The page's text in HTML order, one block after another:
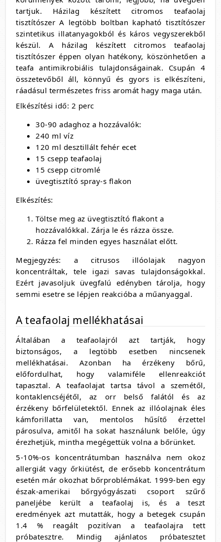
tartjuk. Házilag készített citromos teafaolaj
tisztítószer A legtöbb boltban kapható tisztítószer
szintetikus illatanyagokból és káros vegyszerekből
készül. A házilag készített citromos teafaolaj
tisztítószer éppen olyan hatékony, köszönhetően a
teafa antimikrobiális tulajdonságainak. Csupán 4
összetevőből áll, könnyű és gyors is elkészíteni,
ráadásul természetes friss aromát hagy maga után.
Elkészítési idő: 2 perc
30-90 adaghoz a hozzávalók:
240 ml víz
120 ml desztillált fehér ecet
15 csepp teafaolaj
15 csepp citromlé
üvegtisztító spray-s flakon
Elkészítés:
Töltse meg az üvegtisztító flakont a
hozzávalókkal. Zárja le és rázza össze.
Rázza fel minden egyes használat előtt.
Megjegyzés: a citrusos illóolajak nagyon
koncentráltak, tele igazi savas tulajdonságokkal.
Ezért javasoljuk üvegfalú edényben tárolja, hogy
semmi esetre se lépjen reakcióba a műanyaggal.
A teafaolaj mellékhatásai
Általában a teafaolajról azt tartják, hogy
biztonságos, a legtöbb esetben nincsenek
mellékhatásai. Azonban ha érzékeny bőrű,
előfordulhat, hogy valamiféle ellenreakciót
tapasztal. A teafaolajat tartsa távol a szemétől,
kontaklencséjétől, az orr belső falától és az
érzékeny bőrfelületektől. Ennek az illóolajnak éles
kámforillatta van, mentolos hűsítő érzettel
párosulva, amitől ha sokat használunk belőle, úgy
érezhetjük, mintha megégettük volna a bőrünket.
5-10%-os koncentrátumban használva nem okoz
allergiát vagy őrkiütést, de erősebb koncentrátum
esetén már okozhat bőrproblémákat. 1999-ben egy
észak-amerikai bőrgyógyászati csoport szűrő
paneljébe került a teafaolaj is, és a teszt
eredmények azt mutatták, hogy a betegek csupán
1.4 % reagált pozitívan a teafaolajra tett
próbatesztre. Mindig ajánlatos próbatesztet